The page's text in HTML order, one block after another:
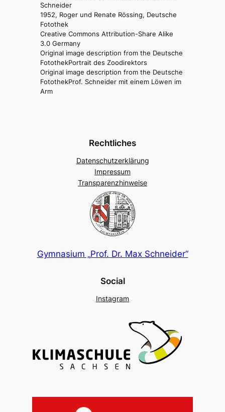
Schneider
1952, Roger und Renate Rössing, Deutsche
Fotothek
Creative Commons Attribution-Share Alike
3.0 Germany
Original image description from the Deutsche
FotothekPortrait des Zoodirektors
Original image description from the Deutsche
FotothekProf. Schneider mit einem Löwen im
Arm
Rechtliches
Datenschutzerklärung
Impressum
Transparenzhinweise
Gymnasium „Prof. Dr. Max Schneider“
Social
Instagram